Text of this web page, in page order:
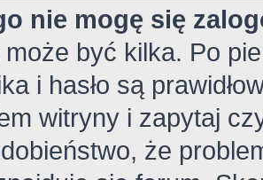
nie mogę się
może być kilka. Po
i hasło są
witryny i zapytaj
że